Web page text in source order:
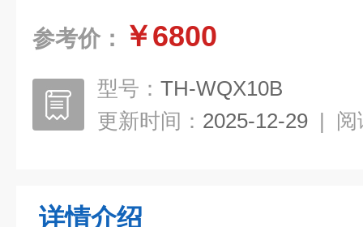
参考价： ￥6800
型号： TH-WQX10B
更新时间： 2025-12-29 | 阅
详情介绍